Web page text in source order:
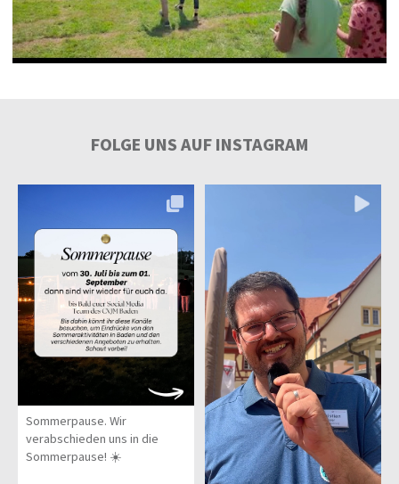
FOLGE UNS AUF INSTAGRAM
Sommerpause. Wir
verabschieden uns in die
Sommerpause! ☀️